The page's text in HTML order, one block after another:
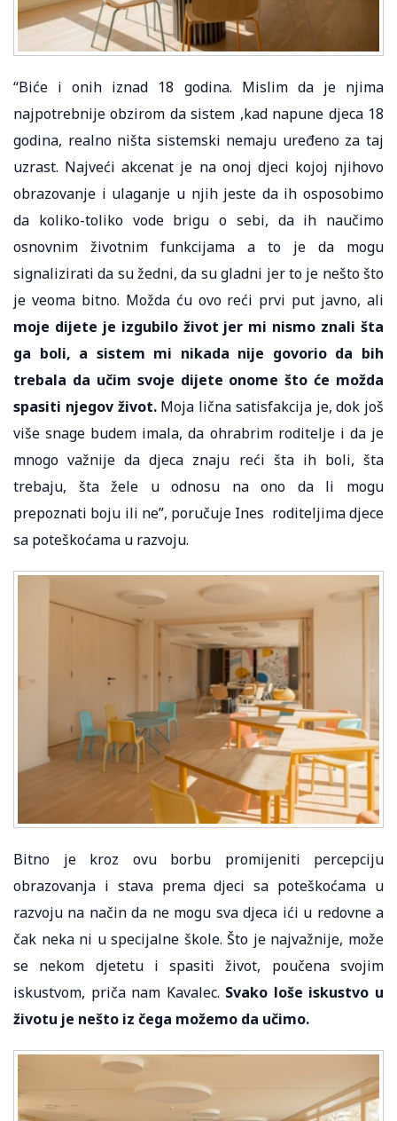
“Biće i onih iznad 18 godina. Mislim da je njima
najpotrebnije obzirom da sistem ,kad napune djeca 18
godina, realno ništa sistemski nemaju uređeno za taj
uzrast. Najveći akcenat je na onoj djeci kojoj njihovo
obrazovanje i ulaganje u njih jeste da ih osposobimo
da koliko-toliko vode brigu o sebi, da ih naučimo
osnovnim životnim funkcijama a to je da mogu
signalizirati da su žedni, da su gladni jer to je nešto što
je veoma bitno. Možda ću ovo reći prvi put javno, ali
moje dijete je izgubilo život jer mi nismo znali šta
ga boli, a sistem mi nikada nije govorio da bih
trebala da učim svoje dijete onome što će možda
spasiti njegov život. Moja lična satisfakcija je, dok još
više snage budem imala, da ohrabrim roditelje i da je
mnogo važnije da djeca znaju reći šta ih boli, šta
trebaju, šta žele u odnosu na ono da li mogu
prepoznati boju ili ne”, poručuje Ines roditeljima djece
sa poteškoćama u razvoju.
Bitno je kroz ovu borbu promijeniti percepciju
obrazovanja i stava prema djeci sa poteškoćama u
razvoju na način da ne mogu sva djeca ići u redovne a
čak neka ni u specijalne škole. Što je najvažnije, može
se nekom djetetu i spasiti život, poučena svojim
iskustvom, priča nam Kavalec. Svako loše iskustvo u
životu je nešto iz čega možemo da učimo.